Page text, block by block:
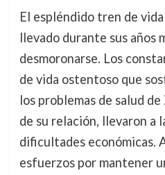
El espléndido tren de
llevado durante sus años
desmoronarse. Los
de vida ostentoso que
los problemas de salud
de su relación, llevaron a
dificultades económicas.
esfuerzos por mantener